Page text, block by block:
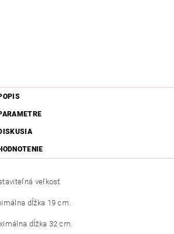
veľkosť
dĺžka 19 cm.
dĺžka 32 cm.